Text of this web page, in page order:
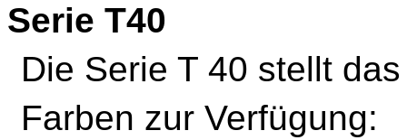
Serie T40
Die Serie T 40 stellt
Farben zur Verfügung: